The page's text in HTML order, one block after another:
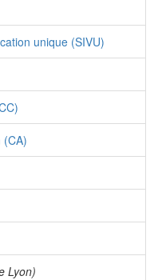
unique (SIVU)
Lyon)